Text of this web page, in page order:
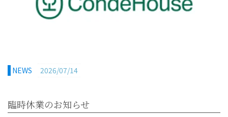
NEWS 2026/07/14
臨時休業のお知らせ